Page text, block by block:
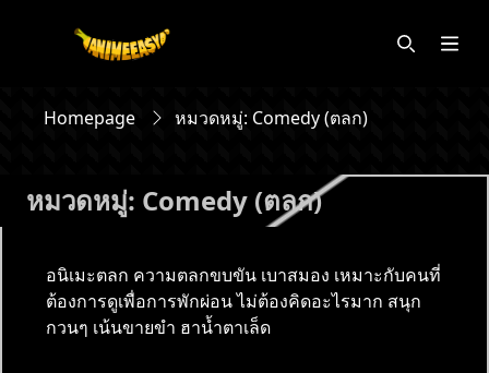
Homepage หมวดหมู่: Comedy (ตลก)
หมวดหมู่: Comedy (ตลก)
อนิเมะตลก ความตลกขบขัน เบาสมอง เหมาะกับคนที่
ต้องการดูเพื่อการพักผ่อน ไม่ต้องคิดอะไรมาก สนุก
กวนๆ เน้นขายขำ ฮาน้ำตาเล็ด